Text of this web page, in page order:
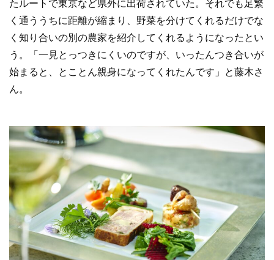
たルートで東京など県外に出荷されていた。それでも足繁
く通ううちに距離が縮まり、野菜を分けてくれるだけでな
く知り合いの別の農家を紹介してくれるようになったとい
う。「一見とっつきにくいのですが、いったんつき合いが
始まると、とことん親身になってくれたんです」と藤木さ
ん。